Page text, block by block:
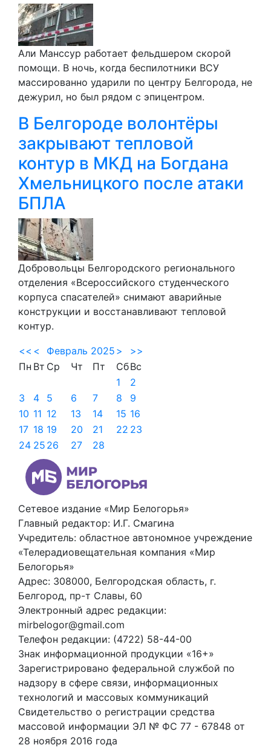
Али Манссур работает фельдшером скорой
помощи. В ночь, когда беспилотники ВСУ
массированно ударили по центру Белгорода, не
дежурил, но был рядом с эпицентром.
В Белгороде волонтёры
закрывают тепловой
контур в МКД на Богдана
Хмельницкого после атаки
БПЛА
Добровольцы Белгородского регионального
отделения «Всероссийского студенческого
корпуса спасателей» снимают аварийные
конструкции и восстанавливают тепловой
контур.
<< < Февраль 2025 >
>>
Пн Вт Ср Чт Пт СбВс
1
2
3
4 5 6 7 8
9
10 11 12 13 14 15 16
17 18 19 20 21 22 23
24 25 26 27 28
Сетевое издание «Мир Белогорья»
Главный редактор: И.Г. Смагина
Учредитель: областное автономное учреждение
«Телерадиовещательная компания «Мир
Белогорья»
Адрес: 308000, Белгородская область, г.
Белгород, пр-т Славы, 60
Электронный адрес редакции:
mirbelogor@gmail.com
Телефон редакции: (4722) 58-44-00
Знак информационной продукции «16+»
Зарегистрировано федеральной службой по
надзору в сфере связи, информационных
технологий и массовых коммуникаций
Свидетельство о регистрации средства
массовой информации ЭЛ № ФС 77 - 67848 от
28 ноября 2016 года